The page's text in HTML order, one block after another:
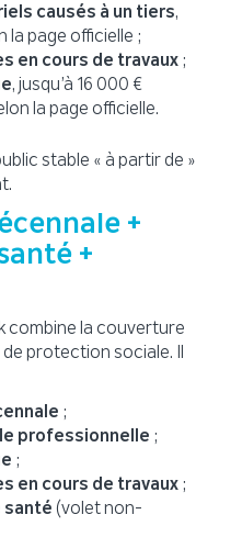
causés à un tiers,
la page officielle ;
en cours de travaux ;
, jusqu’à 16 000 €
la page officielle.
stable « à partir de »
+
+
combine la couverture
protection sociale. Il
;
professionnelle ;
;
en cours de travaux ;
santé (volet non-